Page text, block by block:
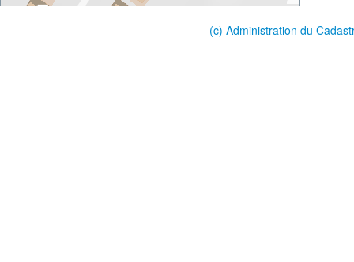
(c) Administration du